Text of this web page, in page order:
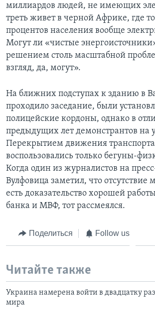
миллиардов людей, не имеющих
треть живет в черной Африке, где
процентов населения вообще
Могут ли «чистые
решением столь масштабной
взгляд, да, могут».
На ближних подступах к зданию в
проходило заседание, были
полицейские кордоны, однако в
предыдущих лет демонстрантов на
Перекрытием движения транспорта
воспользовались только бегуны-
Когда один из журналистов на
Вулфовица заметил, что
есть доказательство хорошей
банка и МВФ, тот рассмеялся.
Поделиться Follow us
Читайте также
Украина намерена войти в двадцатку
мира